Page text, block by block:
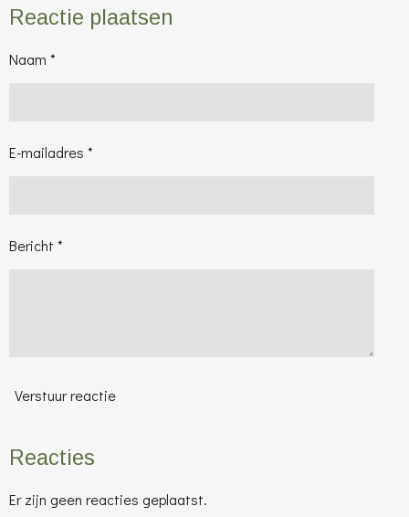
e
n
l
r
e
e
n
Reactie plaatsen
Naam *
E-mailadres *
Bericht *
Verstuur reactie
Reacties
Er zijn geen reacties geplaatst.